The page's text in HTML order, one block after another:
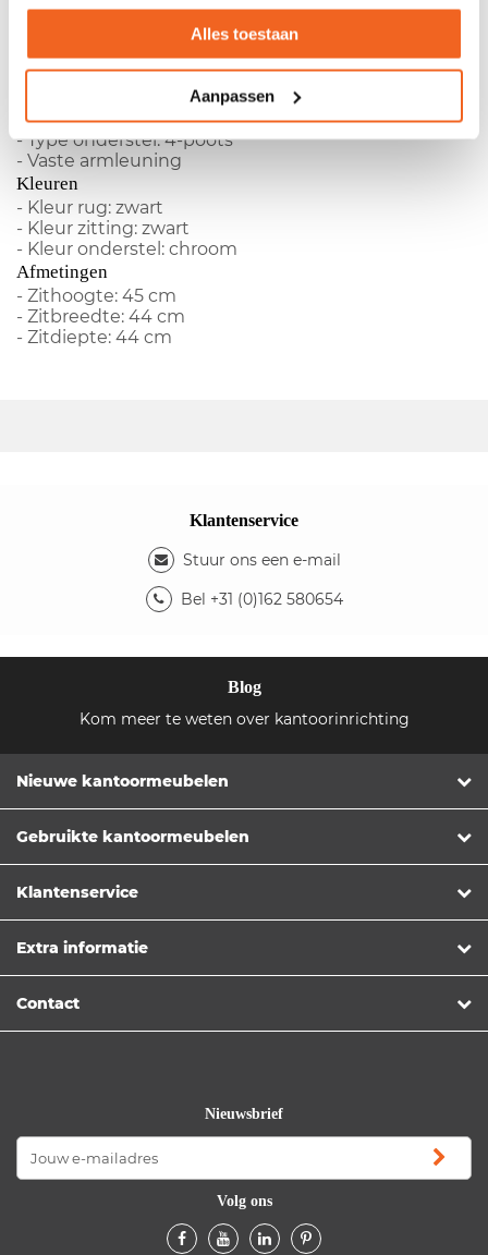
Alles toestaan
Aanpassen
Girsberger
- Type:Yanos
-Showroommodel
- Netbespannen rug
- Type onderstel: 4-poots
- Vaste armleuning
Kleuren
- Kleur rug: zwart
- Kleur zitting: zwart
- Kleur onderstel: chroom
Afmetingen
- Zithoogte: 45 cm
- Zitbreedte: 44 cm
- Zitdiepte: 44 cm
Klantenservice
Stuur ons een e-mail
Bel +31 (0)162 580654
Blog
Kom meer te weten over kantoorinrichting
Nieuwe kantoormeubelen
Gebruikte kantoormeubelen
Klantenservice
Extra informatie
Contact
Nieuwsbrief
Volg ons